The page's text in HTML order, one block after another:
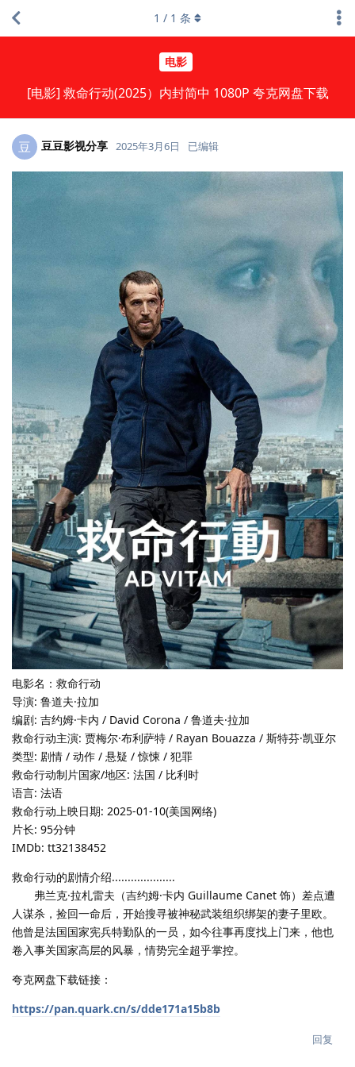
电影
[电影] 救命行动(2025）内封简中 1080P 夸克网盘下载
1 / 1 条
豆 豆豆影视分享 2025年3月6日 已编辑
电影名：救命行动
导演: 鲁道夫·拉加
编剧: 吉约姆·卡内 / David Corona / 鲁道夫·拉加
救命行动主演: 贾梅尔·布利萨特 / Rayan Bouazza / 斯特芬·凯亚尔
类型: 剧情 / 动作 / 悬疑 / 惊悚 / 犯罪
救命行动制片国家/地区: 法国 / 比利时
语言: 法语
救命行动上映日期: 2025-01-10(美国网络)
片长: 95分钟
IMDb: tt32138452
救命行动的剧情介绍....................
弗兰克·拉札雷夫（吉约姆·卡内 Guillaume Canet 饰）差点遭
人谋杀，捡回一命后，开始搜寻被神秘武装组织绑架的妻子里欧。
他曾是法国国家宪兵特勤队的一员，如今往事再度找上门来，他也
卷入事关国家高层的风暴，情势完全超乎掌控。
夸克网盘下载链接：
https://pan.quark.cn/s/dde171a15b8b
回复